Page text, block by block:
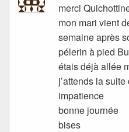
merci
mon mari vient
semaine après
pélerin à pied
étais déjà
j’attends la
impatience
bonne journée
bises